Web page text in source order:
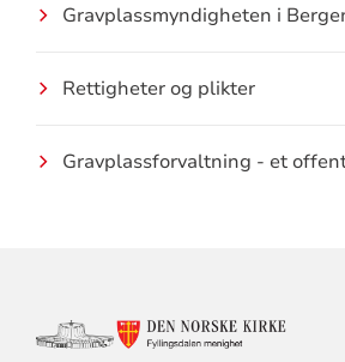
Gravplassmyndigheten i
Rettigheter og plikter
Gravplassforvaltning - et